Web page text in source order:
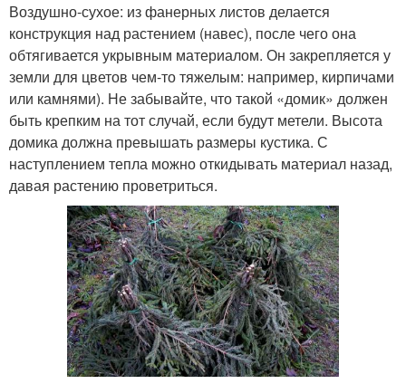
Воздушно-сухое: из фанерных листов делается
конструкция над растением (навес), после чего она
обтягивается укрывным материалом. Он закрепляется у
земли для цветов чем-то тяжелым: например, кирпичами
или камнями). Не забывайте, что такой «домик» должен
быть крепким на тот случай, если будут метели. Высота
домика должна превышать размеры кустика. С
наступлением тепла можно откидывать материал назад,
давая растению проветриться.